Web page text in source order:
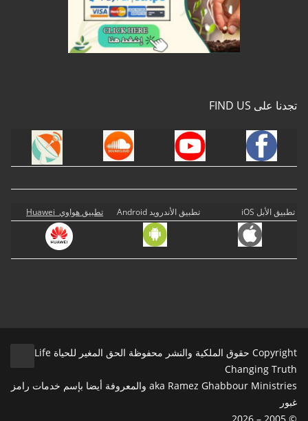
تجدنا على FIND US
تطبيق الأبل iOS تطبيق الأندرويد Android تطبيق هواوي Huawei
Copyright حقوق الملكية والنشر محفوظة الحق المغير للحياة Life
Changing Truth
aka Ramez Ghabbour Ministries والمعروفة أيضا بإسم خدمات رامز
غبور